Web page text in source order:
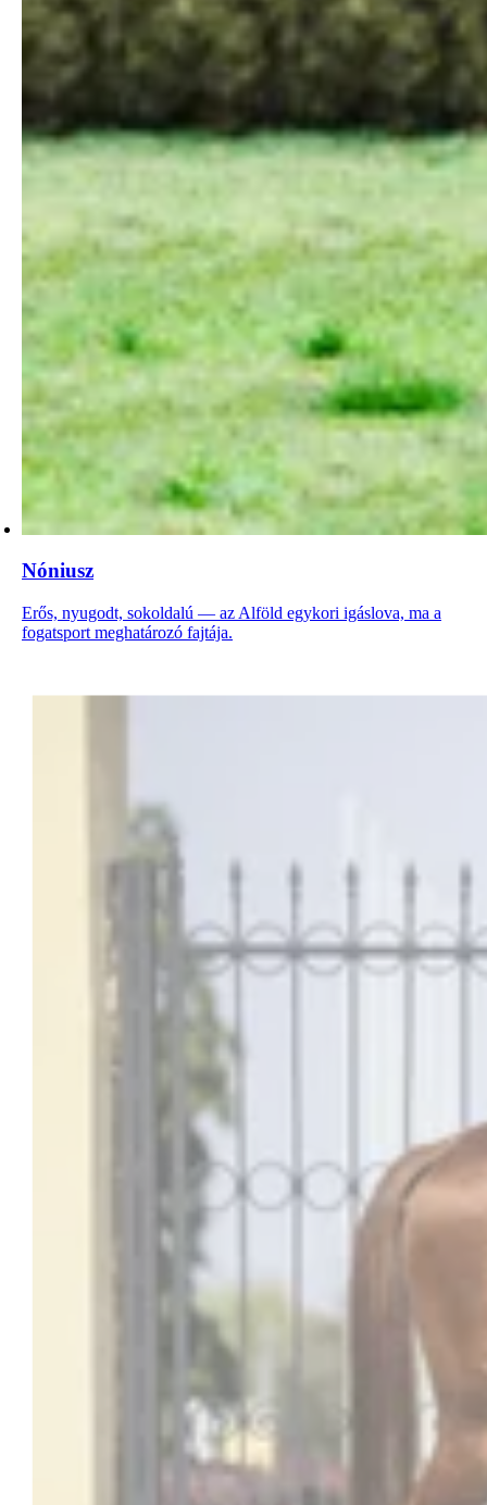
Nóniusz
Erős, nyugodt, sokoldalú — az Alföld egykori igáslova, ma a
fogatsport meghatározó fajtája.